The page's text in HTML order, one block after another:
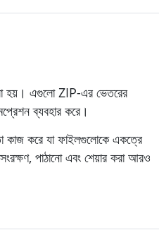
হয়। এগুলো ZIP-এর ভেতরের
ব্যবহার করে।
কাজ করে যা ফাইলগুলোকে একত্রে
পাঠানো এবং শেয়ার করা আরও